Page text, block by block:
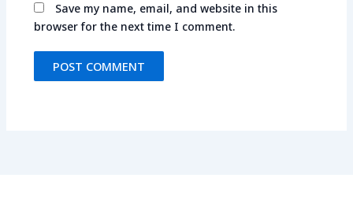
Save my name, email, and website in this
browser for the next time I comment.